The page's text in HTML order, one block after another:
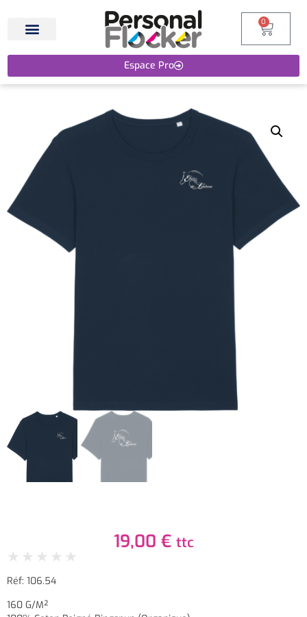
Espace Pro
0
19,00 € ttc
★ ★ ★ ★ ★
Réf: 106.54
160 G/m²